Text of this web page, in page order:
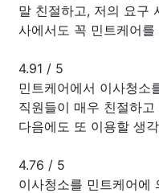
말 친절하고, 저의 요구
사에서도 꼭 민트케어
4.91 / 5
민트케어에서 이사청소
직원들이 매우 친절하
다음에도 또 이용할 생
4.76 / 5
이사청소를 민트케어에